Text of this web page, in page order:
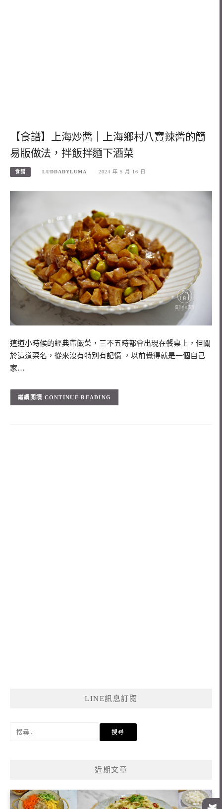
【食譜】上海炒醬｜上海鄉村八寶辣醬的簡
易版做法，拌飯拌麵下酒菜
食譜 LUDDADYLUMA 2024 年 5 月 16 日
這道小時候的經典帶飯菜，三不五時都會出現在餐桌上，但關
於這道菜名，從來沒有特別有記憶 ，以前覺得就是一個自己
家…
CONTINUE READING
LINE訊息訂閱
近期文章